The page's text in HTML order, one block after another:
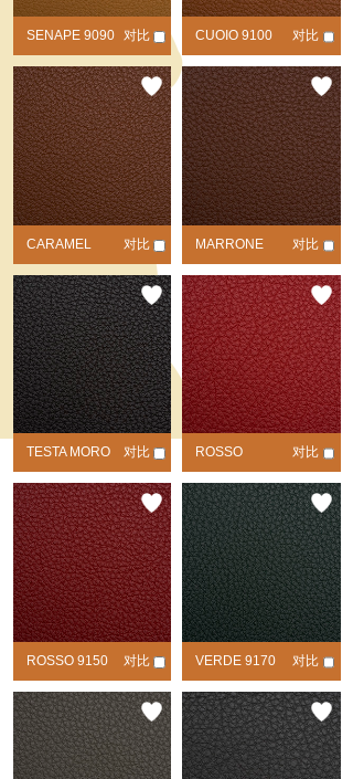
SENAPE 9090 对比 CUOIO 9100 对比
CARAMEL
9110
对比 MARRONE
9120
对比
TESTA MORO
9130
对比 ROSSO
FERRARI 9140
对比
ROSSO 9150 对比 VERDE 9170 对比